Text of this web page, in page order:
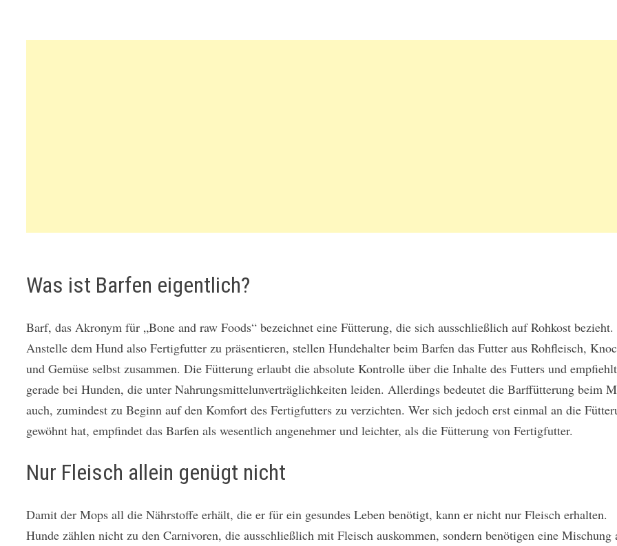
Was ist Barfen eigentlich?
Barf, das Akronym für „Bone and raw Foods“ bezeichnet eine Fütterung, die sich ausschließlich auf Rohkost bezieht.
Anstelle dem Hund also Fertigfutter zu präsentieren, stellen Hundehalter beim Barfen das Futter aus Rohfleisch,
und Gemüse selbst zusammen. Die Fütterung erlaubt die absolute Kontrolle über die Inhalte des Futters und
gerade bei Hunden, die unter Nahrungsmittelunverträglichkeiten leiden. Allerdings bedeutet die Barffütterung beim
auch, zumindest zu Beginn auf den Komfort des Fertigfutters zu verzichten. Wer sich jedoch erst einmal an die
gewöhnt hat, empfindet das Barfen als wesentlich angenehmer und leichter, als die Fütterung von Fertigfutter.
Nur Fleisch allein genügt nicht
Damit der Mops all die Nährstoffe erhält, die er für ein gesundes Leben benötigt, kann er nicht nur Fleisch erhalten.
Hunde zählen nicht zu den Carnivoren, die ausschließlich mit Fleisch auskommen, sondern benötigen eine Mischung